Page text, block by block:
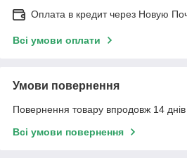
Оплата в кредит через Новую
Всі умови оплати
Умови повернення
Повернення товару впродовж 14
Всі умови повернення